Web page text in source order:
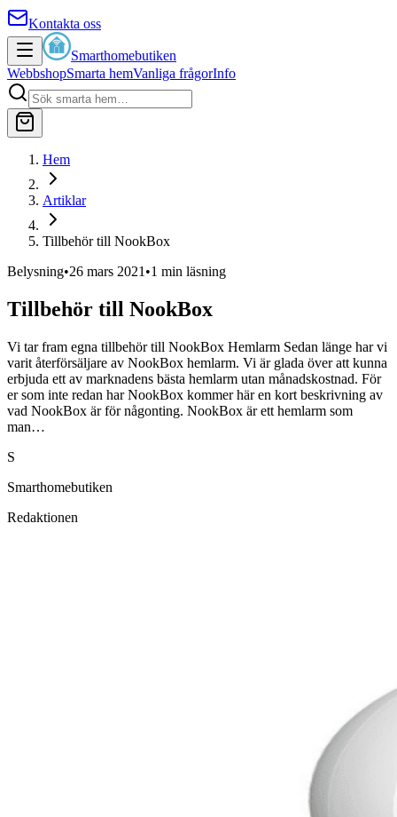
Kontakta oss
Smarthomebutiken
WebbshopSmarta hemVanliga frågorInfo
Hem
Artiklar
Tillbehör till NookBox
Belysning•26 mars 2021 •1 min läsning
Tillbehör till NookBox
Vi tar fram egna tillbehör till NookBox Hemlarm Sedan länge har vi
varit återförsäljare av NookBox hemlarm. Vi är glada över att kunna
erbjuda ett av marknadens bästa hemlarm utan månadskostnad. För
er som inte redan har NookBox kommer här en kort beskrivning av
vad NookBox är för någonting. NookBox är ett hemlarm som
man…
S
Smarthomebutiken
Redaktionen